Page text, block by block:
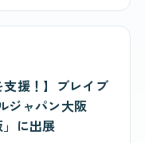
支援！】ブレイブ
ジャパン大阪
」に出展